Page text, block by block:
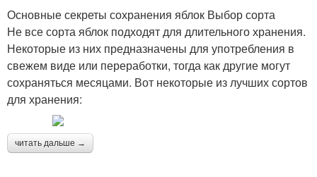
Основные секреты сохранения яблок Выбор сорта
Не все сорта яблок подходят для длительного хранения.
Некоторые из них предназначены для употребления в
свежем виде или переработки, тогда как другие могут
сохраняться месяцами. Вот некоторые из лучших сортов
для хранения:
читать дальше →